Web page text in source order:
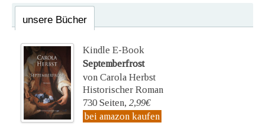
unsere Bücher
Kindle E-Book
Septemberfrost
von Carola Herbst
Historischer Roman
730 Seiten, 2,99€
bei amazon kaufen